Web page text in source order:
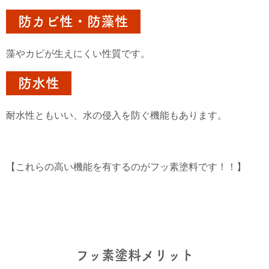
防カビ性・防藻性
藻やカビが生えにくい性質です。
防水性
耐水性ともいい、水の侵入を防ぐ機能もあります。
【これらの高い機能を有するのがフッ素塗料です！！】
フッ素塗料メリット